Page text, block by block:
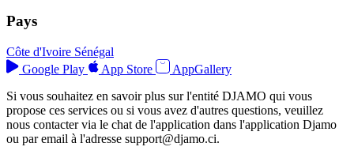
Pays
Côte d'Ivoire Sénégal
Google Play
App Store
AppGallery
Si vous souhaitez en savoir plus sur l'entité DJAMO qui vous
propose ces services ou si vous avez d'autres questions, veuillez
nous contacter via le chat de l'application dans l'application Djamo
ou par email à l'adresse support@djamo.ci.